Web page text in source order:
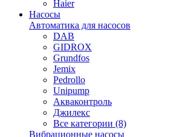
Haier
Насосы
Автоматика для насосов
DAB
GIDROX
Grundfos
Jemix
Pedrollo
Unipump
Акваконтроль
Джилекс
Все категории (8)
Вибрационные насосы